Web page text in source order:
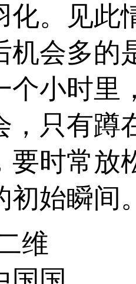
化。见此
机会多的
个小时里
，只有蹲
要时常放
初始瞬间